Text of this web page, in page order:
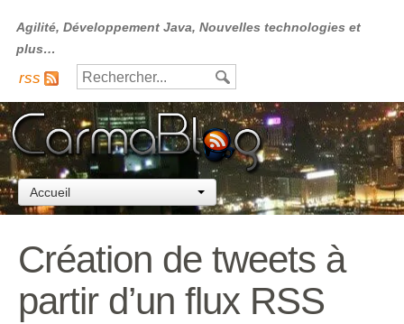
Agilité, Développement Java, Nouvelles technologies et
plus…
rss
Accueil
Création de tweets à
partir d’un flux RSS